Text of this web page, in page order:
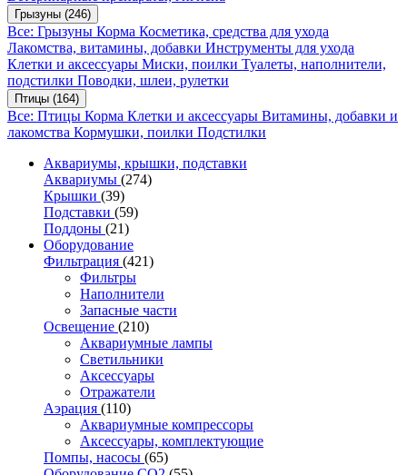
Грызуны (246)
Все: Грызуны Корма Косметика, средства для ухода
Лакомства, витамины, добавки Инструменты для ухода
Клетки и аксессуары Миски, поилки Туалеты, наполнители,
подстилки Поводки, шлеи, рулетки
Птицы (164)
Все: Птицы Корма Клетки и аксессуары Витамины, добавки и
лакомства Кормушки, поилки Подстилки
Аквариумы, крышки, подставки
Аквариумы (274)
Крышки (39)
Подставки (59)
Поддоны (21)
Оборудование
Фильтрация (421)
Фильтры
Наполнители
Запасные части
Освещение (210)
Аквариумные лампы
Светильники
Аксессуары
Отражатели
Аэрация (110)
Аквариумные компрессоры
Аксессуары, комплектующие
Помпы, насосы (65)